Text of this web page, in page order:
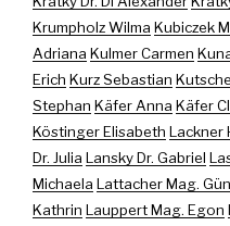
Krumpholz Wilma Kubiczek
Adriana Kulmer Carmen
Erich Kurz Sebastian
Stephan Käfer Anna Käfer
Köstinger Elisabeth Lackner
Dr. Julia Lansky Dr. Gabriel
Michaela Lattacher Mag.
Kathrin Lauppert Mag. Egon